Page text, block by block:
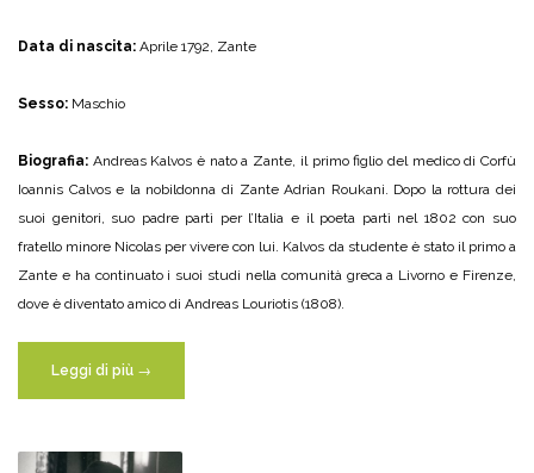
Data di nascita: Aprile 1792, Zante
Sesso: Maschio
Biografia: Andreas Kalvos è nato a Zante, il primo figlio del medico di Corfù
Ioannis Calvos e la nobildonna di Zante Adrian Roukani. Dopo la rottura dei
suoi genitori, suo padre partì per l’Italia e il poeta partì nel 1802 con suo
fratello minore Nicolas per vivere con lui. Kalvos da studente è stato il primo a
Zante e ha continuato i suoi studi nella comunità greca a Livorno e Firenze,
dove è diventato amico di Andreas Louriotis (1808).
Leggi di più “Di
Andrea
→